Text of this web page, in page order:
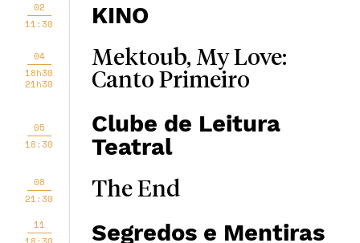
02
11:30
KINO
04
18h30
21h30
Mektoub, My Love:
Canto Primeiro
05
18:30
Clube de Leitura
Teatral
08
21:30
The End
11
Segredos e Mentiras